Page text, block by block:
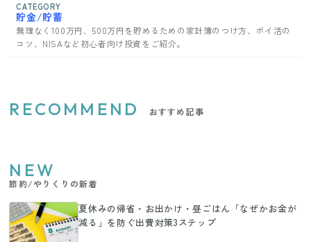
CATEGORY
貯金/貯蓄
無理なく100万円、500万円を貯めるための家計簿のつけ方、ポイ活の
コツ、NISAなど初心者向け投資をご紹介。
RECOMMEND おすすめ記事
NEW
節約/やりくりの新着
夏休みの帰省・お出かけ・昼ごはん「なぜかお金が
減る」を防ぐ出費対策3ステップ